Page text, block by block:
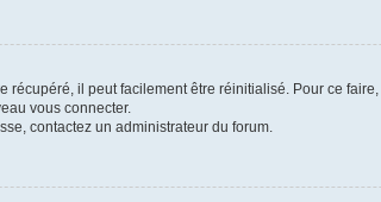
récupéré, il peut facilement être réinitialisé. Pour ce
vous connecter.
contactez un administrateur du forum.